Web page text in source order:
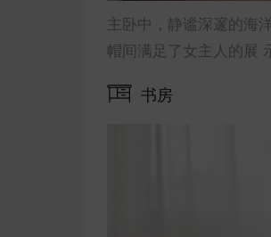
主卧中，静谧深邃的海
帽间满足了女主人的展
书房